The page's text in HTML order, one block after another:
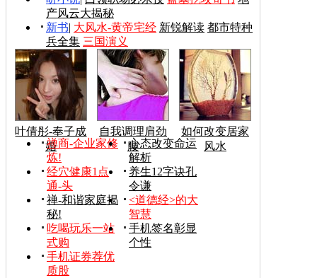
产风云大揭秘
新书| 大风水-黄帝宅经 新锐解读 都市特种
兵全集 三国演义
叶倩彤-奉子成
婚
自我调理肩劲
腰
如何改变居家
风水
禅商-企业家修
炼!
心态改变命运
解析
经穴健康1点
通-头
养生12字诀孔
令谦
禅-和谐家庭揭
秘!
<道德经>的大
智慧
吃喝玩乐一站
式购
手机签名彰显
个性
手机证券荐优
质股